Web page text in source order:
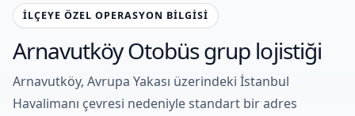
İLÇEYE ÖZEL OPERASYON BILGISI
Arnavutköy Otobüs grup lojistiği
Arnavutköy, Avrupa Yakası üzerindeki İstanbul
Havalimanı çevresi nedeniyle standart bir adres